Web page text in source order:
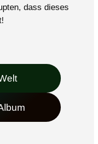
dass dieses